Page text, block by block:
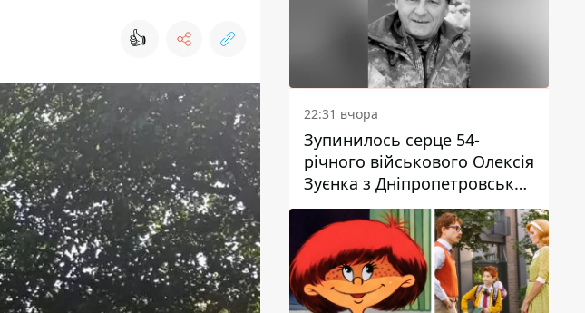
👍
22:31 вчора
Зупинилось серце 54-
річного військового Олексія
Зуєнка з Дніпропетровської
області